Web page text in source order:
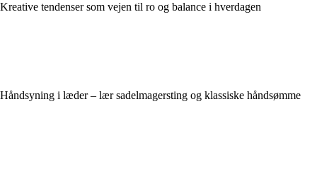
Kreative tendenser som vejen til ro og balance i hverdagen
Håndsyning i læder – lær sadelmagersting og klassiske håndsømme